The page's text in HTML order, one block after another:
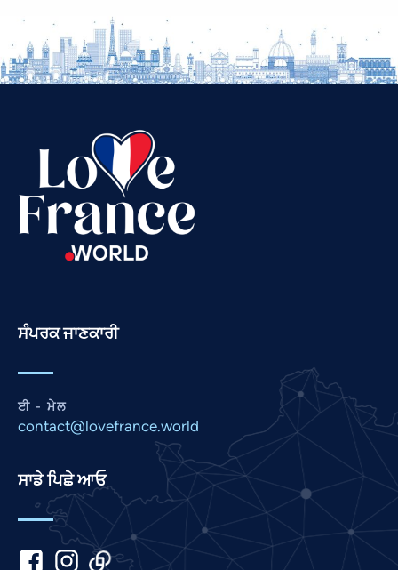
ਸੰਪਰਕ ਜਾਣਕਾਰੀ
ਈ - ਮੇਲ
contact@lovefrance.world
ਸਾਡੇ ਪਿਛੇ ਆਓ
Italian
Japanese
Kannada
Korean
Malay
Marathi
Telugu
Thai